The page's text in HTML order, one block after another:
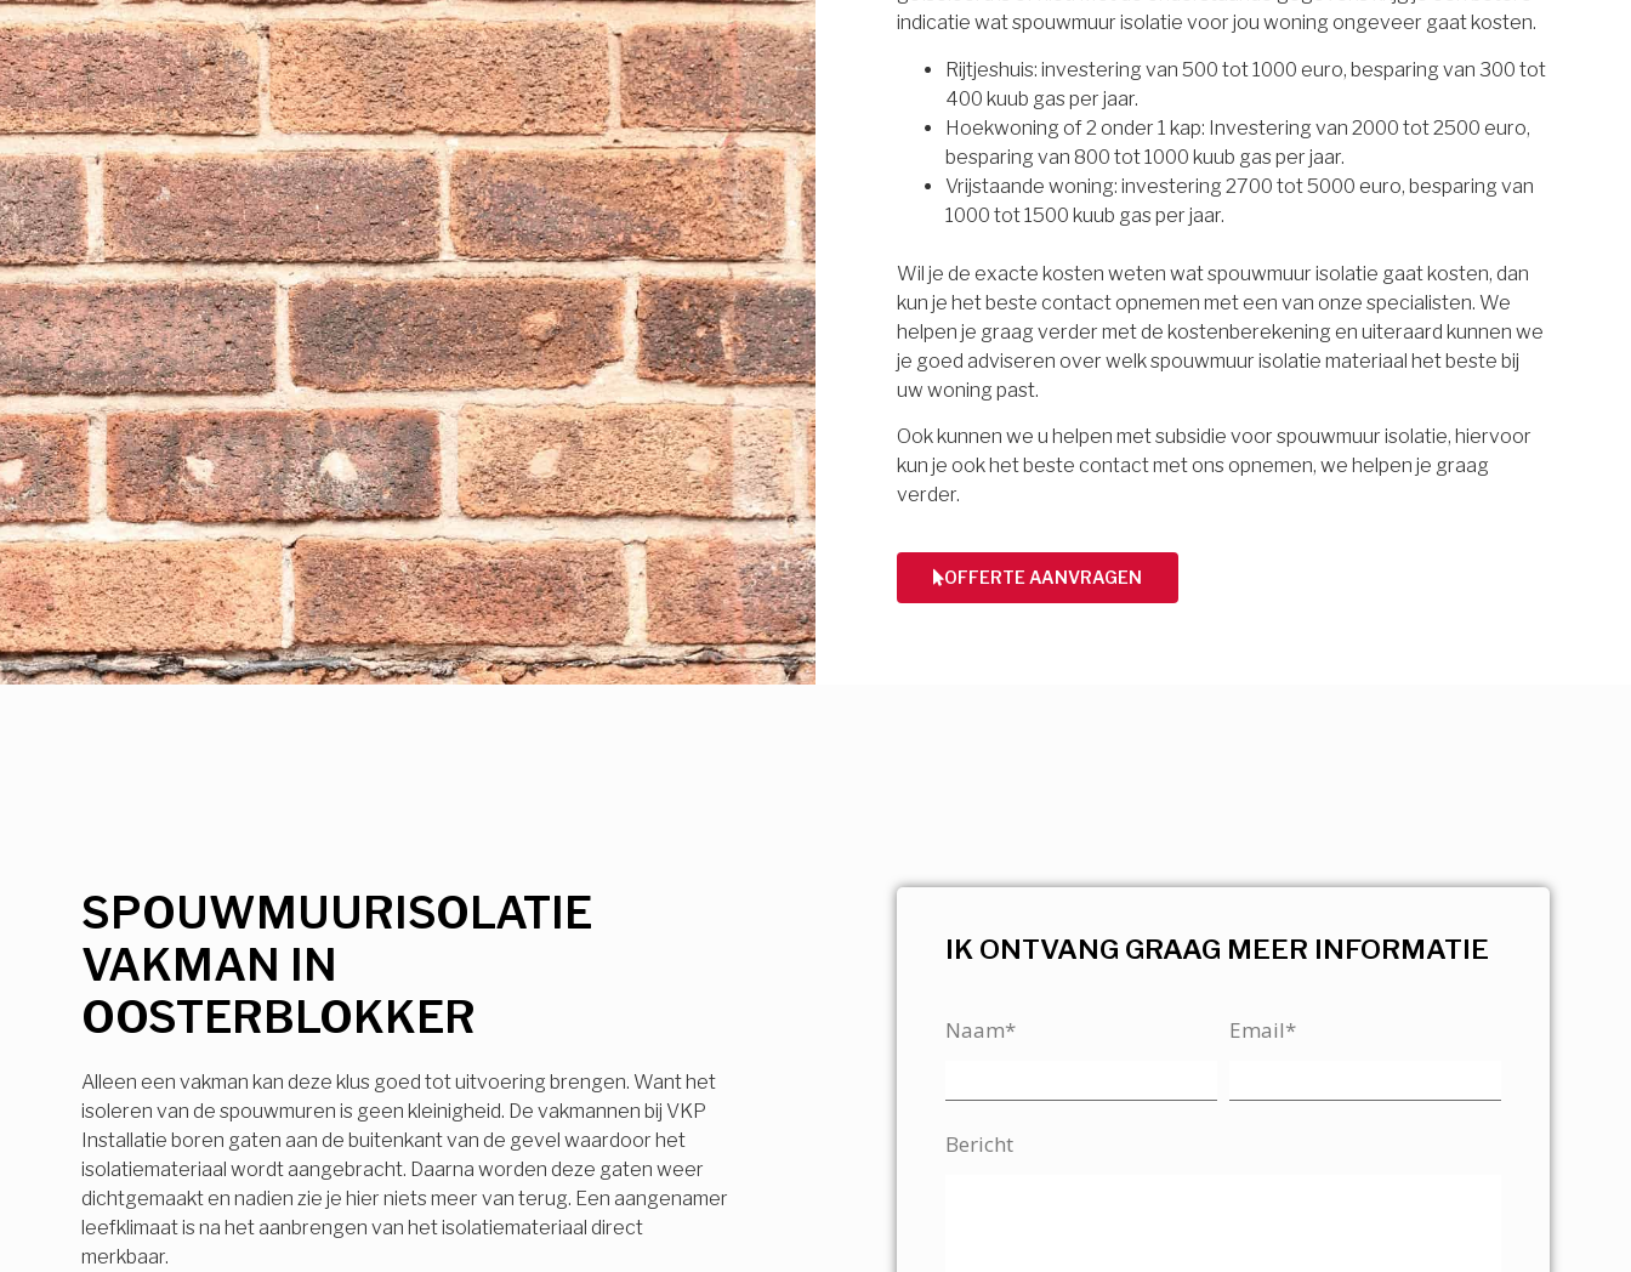
indicatie wat spouwmuur isolatie voor jou woning ongeveer gaat kosten.
Rijtjeshuis: investering van 500 tot 1000 euro, besparing van 300 tot
400 kuub gas per jaar.
Hoekwoning of 2 onder 1 kap: Investering van 2000 tot 2500 euro,
besparing van 800 tot 1000 kuub gas per jaar.
Vrijstaande woning: investering 2700 tot 5000 euro, besparing van
1000 tot 1500 kuub gas per jaar.
Wil je de exacte kosten weten wat spouwmuur isolatie gaat kosten, dan
kun je het beste contact opnemen met een van onze specialisten. We
helpen je graag verder met de kostenberekening en uiteraard kunnen we
je goed adviseren over welk spouwmuur isolatie materiaal het beste bij
uw woning past.
Ook kunnen we u helpen met subsidie voor spouwmuur isolatie, hiervoor
kun je ook het beste contact met ons opnemen, we helpen je graag
verder.
OFFERTE AANVRAGEN
SPOUWMUURISOLATIE
VAKMAN IN
OOSTERBLOKKER
Alleen een vakman kan deze klus goed tot uitvoering brengen. Want het
isoleren van de spouwmuren is geen kleinigheid. De vakmannen bij VKP
Installatie boren gaten aan de buitenkant van de gevel waardoor het
isolatiemateriaal wordt aangebracht. Daarna worden deze gaten weer
dichtgemaakt en nadien zie je hier niets meer van terug. Een aangenamer
leefklimaat is na het aanbrengen van het isolatiemateriaal direct
merkbaar.
IK ONTVANG GRAAG MEER INFORMATIE
Naam* Email*
Bericht